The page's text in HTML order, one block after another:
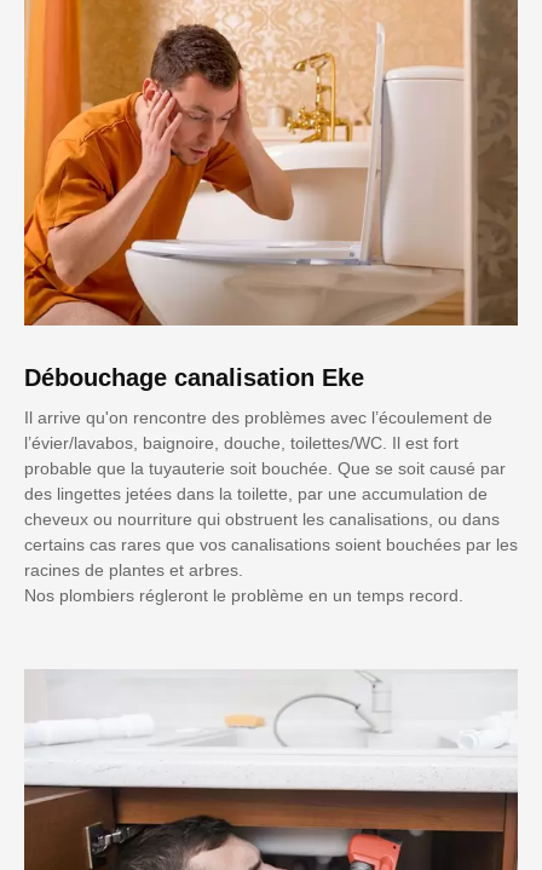
Débouchage canalisation Eke
Il arrive qu'on rencontre des problèmes avec l’écoulement de
l’évier/lavabos, baignoire, douche, toilettes/WC. Il est fort
probable que la tuyauterie soit bouchée. Que se soit causé par
des lingettes jetées dans la toilette, par une accumulation de
cheveux ou nourriture qui obstruent les canalisations, ou dans
certains cas rares que vos canalisations soient bouchées par les
racines de plantes et arbres.
Nos plombiers régleront le problème en un temps record.